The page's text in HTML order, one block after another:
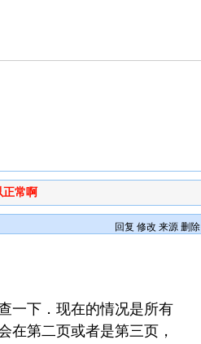
常啊
回复 修改 来源 删除
一下．现在的情况是所有
在第二页或者是第三页，